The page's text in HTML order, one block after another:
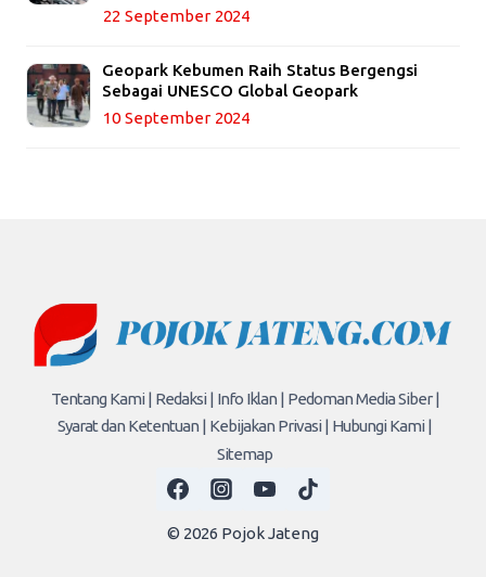
22 September 2024
Geopark Kebumen Raih Status Bergengsi
Sebagai UNESCO Global Geopark
10 September 2024
Tentang Kami | Redaksi | Info Iklan | Pedoman Media Siber |
Syarat dan Ketentuan | Kebijakan Privasi | Hubungi Kami |
Sitemap
© 2026 Pojok Jateng